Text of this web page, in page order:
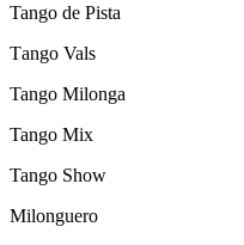
Tango de Pista
Тango Vals
Tango Milonga
Tango Mix
Tango Show
Milonguero